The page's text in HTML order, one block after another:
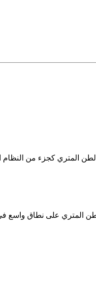
المتري كجزء من النظام
المتري على نطاق واسع